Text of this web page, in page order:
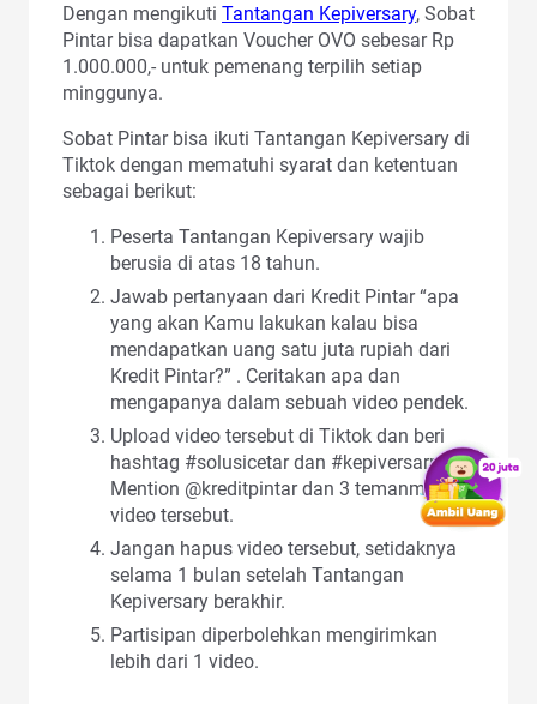
Dengan mengikuti Tantangan Kepiversary, Sobat
Pintar bisa dapatkan Voucher OVO sebesar Rp
1.000.000,- untuk pemenang terpilih setiap
minggunya.
Sobat Pintar bisa ikuti Tantangan Kepiversary di
Tiktok dengan mematuhi syarat dan ketentuan
sebagai berikut:
Peserta Tantangan Kepiversary wajib
berusia di atas 18 tahun.
Jawab pertanyaan dari Kredit Pintar “apa
yang akan Kamu lakukan kalau bisa
mendapatkan uang satu juta rupiah dari
Kredit Pintar?” . Ceritakan apa dan
mengapanya dalam sebuah video pendek.
Upload video tersebut di Tiktok dan beri
hashtag #solusicetar dan #kepiversarry .
Mention @kreditpintar dan 3 temanmu di
video tersebut.
Jangan hapus video tersebut, setidaknya
selama 1 bulan setelah Tantangan
Kepiversary berakhir.
Partisipan diperbolehkan mengirimkan
lebih dari 1 video.